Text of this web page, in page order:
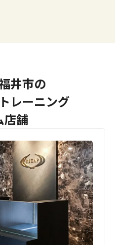
井市の
レーニング
店舗